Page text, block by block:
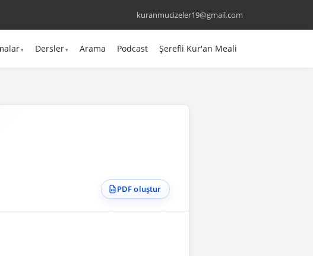
kuranmucizeler19@gmail.com
Dersler Arama Podcast Şerefli Kur'an Meali
PDF oluştur